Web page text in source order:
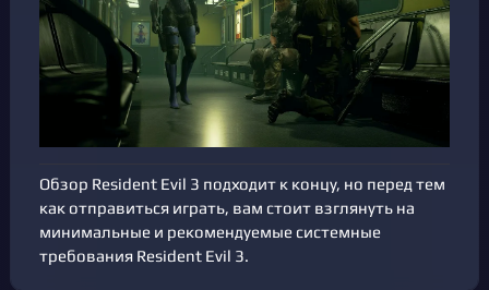
Обзор Resident Evil 3 подходит к концу, но перед тем
как отправиться играть, вам стоит взглянуть на
минимальные и рекомендуемые системные
требования Resident Evil 3.